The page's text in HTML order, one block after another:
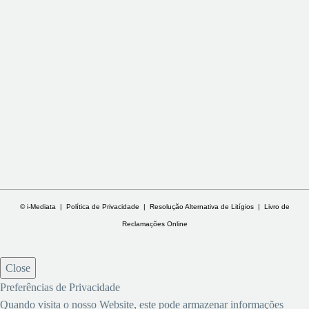
© i-Mediata | Política de Privacidade | Resolução Alternativa de Litígios| Livro de
Reclamações Online
Close
Preferências de Privacidade
Quando visita o nosso Website, este pode armazenar informações